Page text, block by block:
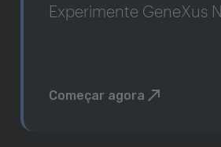
Experimente GeneXus
Começar agora